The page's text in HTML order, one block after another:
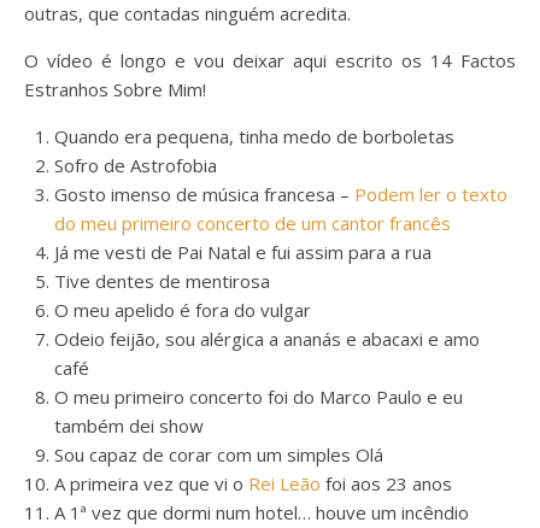
outras, que contadas ninguém acredita.
O vídeo é longo e vou deixar aqui escrito os 14 Factos
Estranhos Sobre Mim!
Quando era pequena, tinha medo de borboletas
Sofro de Astrofobia
Gosto imenso de música francesa – Podem ler o texto
do meu primeiro concerto de um cantor francês
Já me vesti de Pai Natal e fui assim para a rua
Tive dentes de mentirosa
O meu apelido é fora do vulgar
Odeio feijão, sou alérgica a ananás e abacaxi e amo
café
O meu primeiro concerto foi do Marco Paulo e eu
também dei show
Sou capaz de corar com um simples Olá
A primeira vez que vi o Rei Leão foi aos 23 anos
A 1ª vez que dormi num hotel… houve um incêndio